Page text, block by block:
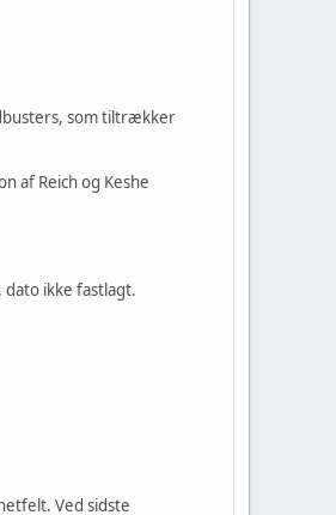
som tiltrækker
af Reich og Keshe
ikke fastlagt.
Ved sidste